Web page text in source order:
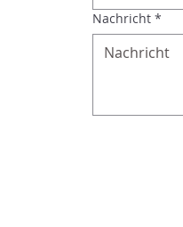
Nachricht *